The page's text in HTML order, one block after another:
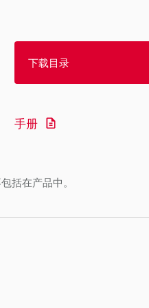
括在产品中。
下载目录
手册